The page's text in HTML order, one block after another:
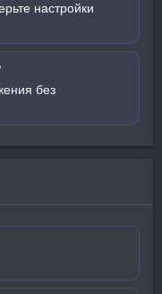
настройки
без